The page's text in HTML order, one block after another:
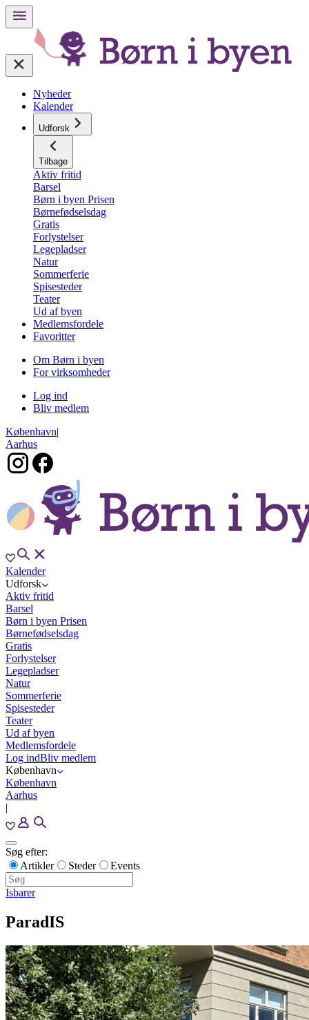
Nyheder
Kalender
Udforsk
Tilbage
Aktiv fritid
Barsel
Børn i byen Prisen
Børnefødselsdag
Gratis
Forlystelser
Legepladser
Natur
Sommerferie
Spisesteder
Teater
Ud af byen
Medlemsfordele
Favoritter
Om Børn i byen
For virksomheder
Log ind
Bliv medlem
København|
Aarhus
Kalender
Udforsk
Aktiv fritid
Barsel
Børn i byen Prisen
Børnefødselsdag
Gratis
Forlystelser
Legepladser
Natur
Sommerferie
Spisesteder
Teater
Ud af byen
Medlemsfordele
Log indBliv medlem
København
København
Aarhus
|
Søg efter:
Artikler
Steder Events
Isbarer
ParadIS